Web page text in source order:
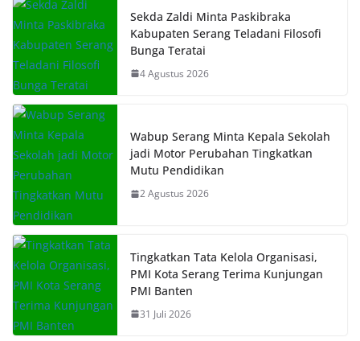
Sekda Zaldi Minta Paskibraka
Kabupaten Serang Teladani Filosofi
Bunga Teratai
4 Agustus 2026
Wabup Serang Minta Kepala Sekolah
jadi Motor Perubahan Tingkatkan
Mutu Pendidikan
2 Agustus 2026
Tingkatkan Tata Kelola Organisasi,
PMI Kota Serang Terima Kunjungan
PMI Banten
31 Juli 2026